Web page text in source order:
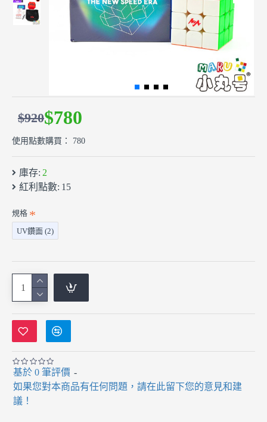
庫存: 2
紅利點數: 15
基於 0 筆評價 -
如果您對本商品有任何問題，請在此留下您的意見和建
議！
$780
$920
使用點數購買： 780
規格
UV鑽面 (2)